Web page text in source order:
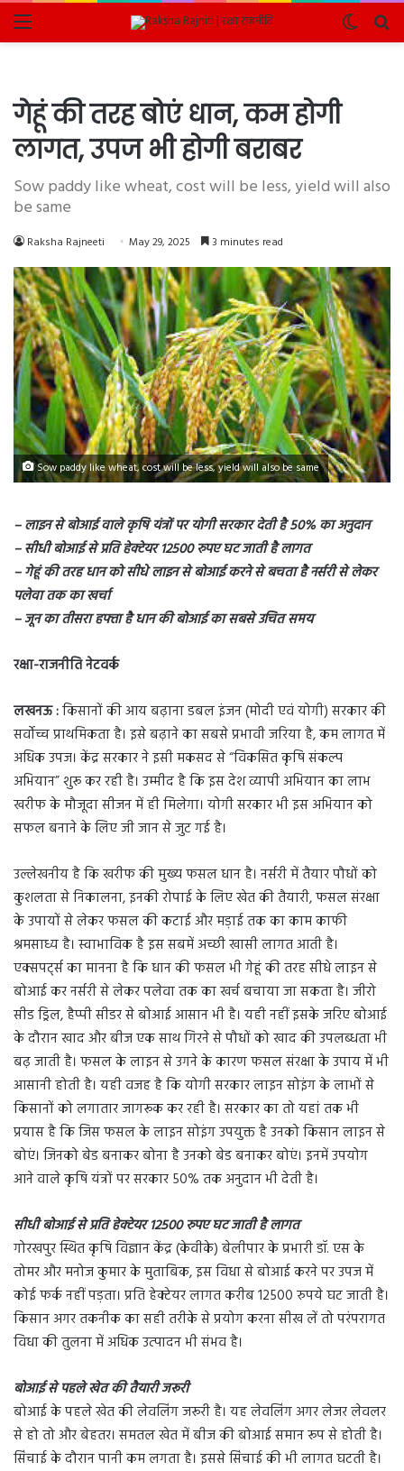
Menu
Switch
skin
गेहूं की तरह बोएं धान, कम होगी
लागत, उपज भी होगी बराबर
Sow paddy like wheat, cost will be less, yield will also
be same
Raksha Rajneeti May 29, 2025 3 minutes read
Sow paddy like wheat, cost will be less, yield will also be same
– लाइन से बोआई वाले कृषि यंत्रों पर योगी सरकार देती है 50% का अनुदान
– सीधी बोआई से प्रति हेक्टेयर 12500 रुपए घट जाती है लागत
– गेहूं की तरह धान को सीधे लाइन से बोआई करने से बचता है नर्सरी से लेकर
पलेवा तक का खर्चा
– जून का तीसरा हफ्ता है धान की बोआई का सबसे उचित समय
रक्षा-राजनीति नेटवर्क
लखनऊ :किसानों की आय बढ़ाना डबल इंजन (मोदी एवं योगी) सरकार की
सर्वोच्च प्राथमिकता है। इसे बढ़ाने का सबसे प्रभावी जरिया है, कम लागत में
अधिक उपज। केंद्र सरकार ने इसी मकसद से “विकसित कृषि संकल्प
अभियान” शुरू कर रही है। उम्मीद है कि इस देश व्यापी अभियान का लाभ
खरीफ के मौजूदा सीजन में ही मिलेगा। योगी सरकार भी इस अभियान को
सफल बनाने के लिए जी जान से जुट गई है।
उल्लेखनीय है कि खरीफ की मुख्य फसल धान है। नर्सरी में तैयार पौधों को
कुशलता से निकालना, इनकी रोपाई के लिए खेत की तैयारी, फसल संरक्षा
के उपायों से लेकर फसल की कटाई और मड़ाई तक का काम काफी
श्रमसाध्य है। स्वाभाविक है इस सबमें अच्छी खासी लागत आती है।
एक्सपर्ट्स का मानना है कि धान की फसल भी गेहूं की तरह सीधे लाइन से
बोआई कर नर्सरी से लेकर पलेवा तक का खर्च बचाया जा सकता है। जीरो
सीड ड्रिल, हैप्पी सीडर से बोआई आसान भी है। यही नहीं इसके जरिए बोआई
के दौरान खाद और बीज एक साथ गिरने से पौधों को खाद की उपलब्धता भी
बढ़ जाती है। फसल के लाइन से उगने के कारण फसल संरक्षा के उपाय में भी
आसानी होती है। यही वजह है कि योगी सरकार लाइन सोइंग के लाभों से
किसानों को लगातार जागरूक कर रही है। सरकार का तो यहां तक भी
प्रयास है कि जिस फसल के लाइन सोइंग उपयुक्त है उनको किसान लाइन से
बोएं। जिनको बेड बनाकर बोना है उनको बेड बनाकर बोएं। इनमें उपयोग
आने वाले कृषि यंत्रों पर सरकार 50% तक अनुदान भी देती है।
सीधी बोआई से प्रति हेक्टेयर 12500 रुपए घट जाती है लागत
गोरखपुर स्थित कृषि विज्ञान केंद्र (केवीके) बेलीपार के प्रभारी डॉ. एस के
तोमर और मनोज कुमार के मुताबिक, इस विधा से बोआई करने पर उपज में
कोई फर्क नहीं पड़ता। प्रति हेक्टेयर लागत करीब 12500 रुपये घट जाती है।
किसान अगर तकनीक का सही तरीके से प्रयोग करना सीख लें तो परंपरागत
विधा की तुलना में अधिक उत्पादन भी संभव है।
बोआई से पहले खेत की तैयारी जरूरी
बोआई के पहले खेत की लेवलिंग जरूरी है। यह लेवलिंग अगर लेजर लेवलर
से हो तो और बेहतर। समतल खेत में बीज की बोआई समान रूप से होती है।
सिंचाई के दौरान पानी कम लगता है। इससे सिंचाई की भी लागत घटती है।